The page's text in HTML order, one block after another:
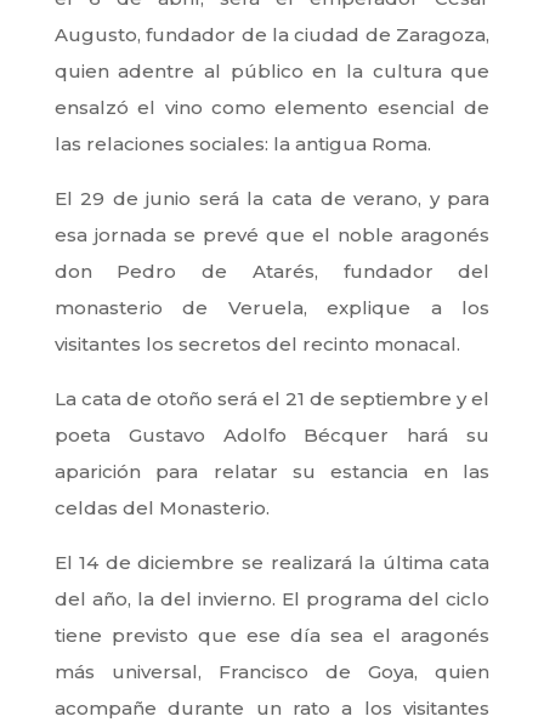
Augusto, fundador de la ciudad de Zaragoza,
quien adentre al público en la cultura que
ensalzó el vino como elemento esencial de
las relaciones sociales: la antigua Roma.
El 29 de junio será la cata de verano, y para
esa jornada se prevé que el noble aragonés
don Pedro de Atarés, fundador del
monasterio de Veruela, explique a los
visitantes los secretos del recinto monacal.
La cata de otoño será el 21 de septiembre y el
poeta Gustavo Adolfo Bécquer hará su
aparición para relatar su estancia en las
celdas del Monasterio.
El 14 de diciembre se realizará la última cata
del año, la del invierno. El programa del ciclo
tiene previsto que ese día sea el aragonés
más universal, Francisco de Goya, quien
acompañe durante un rato a los visitantes